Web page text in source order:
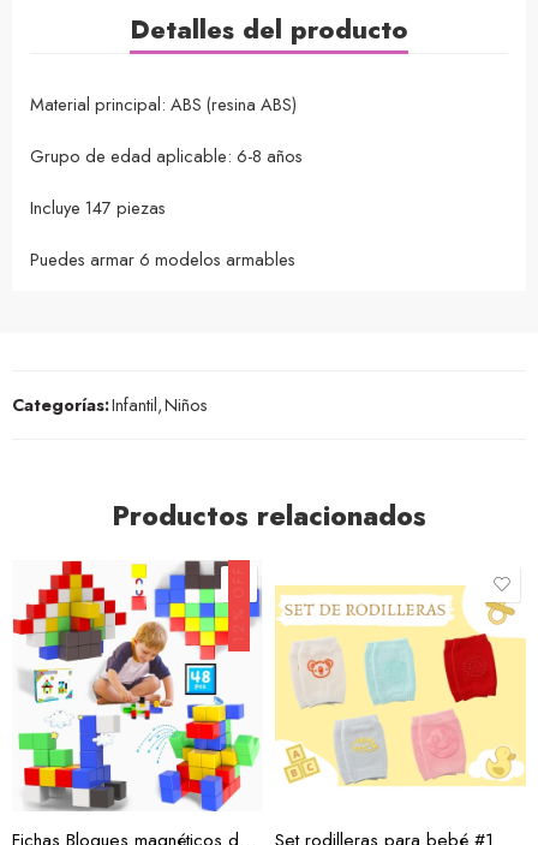
Detalles del producto
Material principal: ABS (resina ABS)
Grupo de edad aplicable: 6-8 años
Incluye 147 piezas
Puedes armar 6 modelos armables
Categorías:Infantil,Niños
Productos relacionados